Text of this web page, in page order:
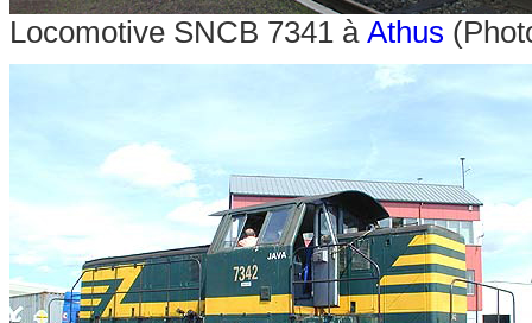
Locomotive SNCB 7341 à Athus